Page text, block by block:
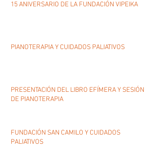
15 ANIVERSARIO DE LA FUNDACIÓN VIPEIKA
PIANOTERAPIA Y CUIDADOS PALIATIVOS
PRESENTACIÓN DEL LIBRO EFÍMERA Y SESIÓN
DE PIANOTERAPIA
FUNDACIÓN SAN CAMILO Y CUIDADOS
PALIATIVOS